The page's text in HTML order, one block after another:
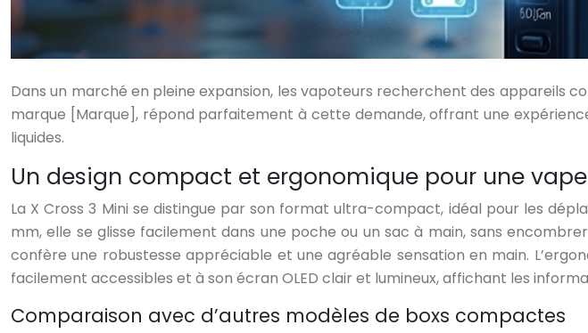
Dans un marché en pleine expansion, les vapoteurs recherchent des appareils
marque [Marque], répond parfaitement à cette demande, offrant une
liquides.
Un design compact et ergonomique pour une
La X Cross 3 Mini se distingue par son format ultra-compact, idéal pour les
mm, elle se glisse facilement dans une poche ou un sac à main, sans
confère une robustesse appréciable et une agréable sensation en main.
facilement accessibles et à son écran OLED clair et lumineux, affichant les
Comparaison avec d’autres modèles de boxs compactes